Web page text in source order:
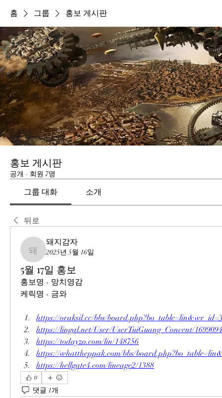
홈 그룹 홍보 게시판
홍보 게시판
공개 · 회원 7명
그룹 대화 소개
뒤로
돼지감자
돼지감자
2025년 5월 16일
5월 17일 홍보
홍보명 - 망치영감
케릭명 - 금와
https://oraksil.cc/bbs/
https://lingal.net/User/UserTuiGuang_Concent/1699094
https://todayzo.com/lin/148756
https://whattheppak.com/bbs/
https://hellgate4.com/lineage2/1388
0
댓글 1개